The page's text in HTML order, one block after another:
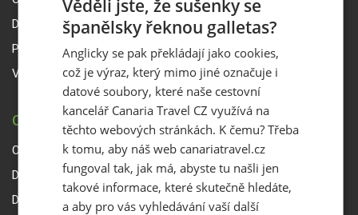
Dokumenty ke stažení
Počasí na Kanárských ostrovech
Vstup pro partnery
CANARIA TRAVEL CZ
O Canaria Travel CZ
Dárkové poukazy
Delegáti
Věděli jste, že sušenky se
španělsky řeknou galletas?
Anglicky se pak překládají jako cookies,
což je výraz, který mimo jiné označuje i
datové soubory, které naše cestovní
kancelář Canaria Travel CZ využívá na
těchto webových stránkách. K čemu? Třeba
k tomu, aby náš web canariatravel.cz
fungoval tak, jak má, abyste tu našli jen
takové informace, které skutečně hledáte,
a aby pro vás vyhledávání vaší další